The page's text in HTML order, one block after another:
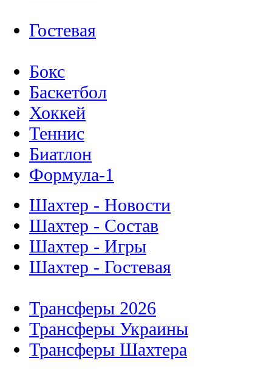
Гостевая
Бокс
Баскетбол
Хоккей
Теннис
Биатлон
Формула-1
Шахтер - Новости
Шахтер - Состав
Шахтер - Игры
Шахтер - Гостевая
Трансферы 2026
Трансферы Украины
Трансферы Шахтера